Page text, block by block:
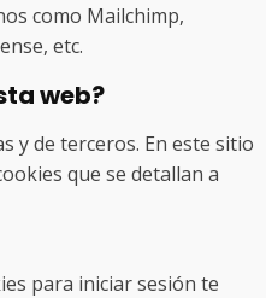
como Mailchimp,
etc.
web?
y de terceros. En este sitio
que se detallan a
para iniciar sesión te